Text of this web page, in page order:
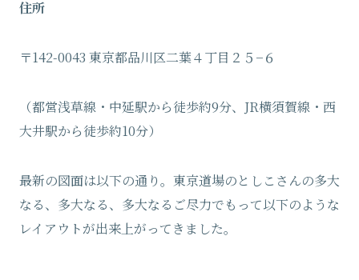
住所
〒142-0043 東京都品川区二葉４丁目２５−６
（都営浅草線・中延駅から徒歩約9分、JR横須賀線・西
大井駅から徒歩約10分）
最新の図面は以下の通り。東京道場のとしこさんの多大
なる、多大なる、多大なるご尽力でもって以下のような
レイアウトが出来上がってきました。